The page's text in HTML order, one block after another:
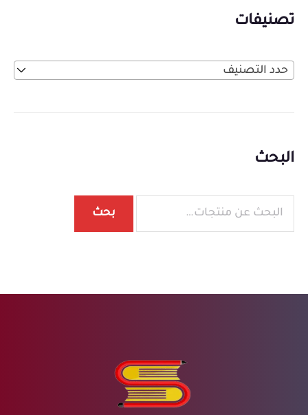
تصنيفات
حدد التصنيف
البحث
بحث